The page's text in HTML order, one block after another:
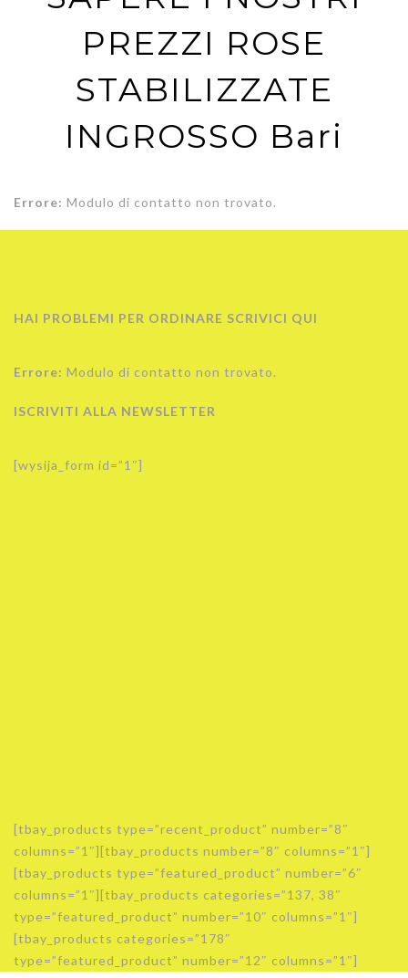
PREZZI ROSE
STABILIZZATE
INGROSSO Bari
Errore: Modulo di contatto non trovato.
HAI PROBLEMI PER ORDINARE SCRIVICI QUI
Errore: Modulo di contatto non trovato.
ISCRIVITI ALLA NEWSLETTER
[wysija_form id=”1″]
[tbay_products type=”recent_product” number=”8″
columns=”1″][tbay_products number=”8″ columns=”1″]
[tbay_products type=”featured_product” number=”6″
columns=”1″][tbay_products categories=”137, 38″
type=”featured_product” number=”10″ columns=”1″]
[tbay_products categories=”178″
type=”featured_product” number=”12″ columns=”1″]